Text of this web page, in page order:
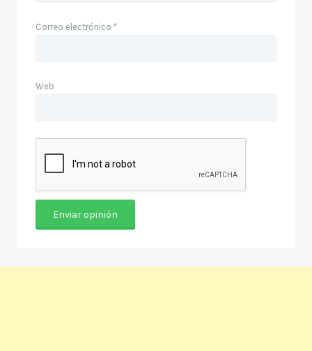
Correo electrónico *
Web